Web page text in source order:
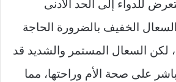
للدواء إلى الحد الأدنى
الخفيف بالضرورة الحاجة
لكن السعال المستمر والشديد قد
على صحة الأم وراحتها، مما